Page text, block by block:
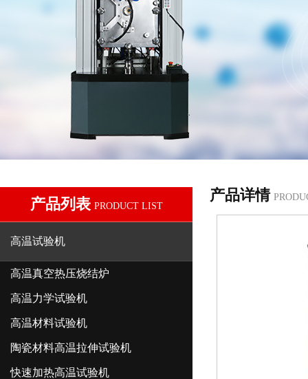
产品列表 PRODUCT LIST
高温试验机
高温真空热压烧结炉
高温力学试验机
高温材料试验机
陶瓷材料高温拉伸试验机
快速加热高温试验机
产品详情